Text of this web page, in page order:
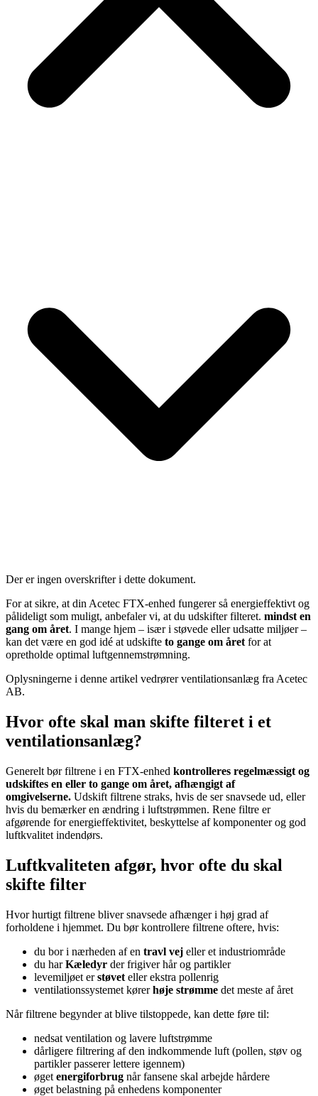
Der er ingen overskrifter i dette dokument.
For at sikre, at din Acetec FTX-enhed fungerer så energieffektivt og
pålideligt som muligt, anbefaler vi, at du udskifter filteret. mindst en
gang om året. I mange hjem – især i støvede eller udsatte miljøer –
kan det være en god idé at udskifte to gange om året for at
opretholde optimal luftgennemstrømning.
Oplysningerne i denne artikel vedrører ventilationsanlæg fra Acetec
AB.
Hvor ofte skal man skifte filteret i et
ventilationsanlæg?
Generelt bør filtrene i en FTX-enhed kontrolleres regelmæssigt og
udskiftes en eller to gange om året, afhængigt af
omgivelserne. Udskift filtrene straks, hvis de ser snavsede ud, eller
hvis du bemærker en ændring i luftstrømmen. Rene filtre er
afgørende for energieffektivitet, beskyttelse af komponenter og god
luftkvalitet indendørs.
Luftkvaliteten afgør, hvor ofte du skal
skifte filter
Hvor hurtigt filtrene bliver snavsede afhænger i høj grad af
forholdene i hjemmet. Du bør kontrollere filtrene oftere, hvis:
du bor i nærheden af en travl vej eller et industriområde
du harKæledyr der frigiver hår og partikler
levemiljøet erstøvet eller ekstra pollenrig
ventilationssystemet kørerhøje strømme det meste af året
Når filtrene begynder at blive tilstoppede, kan dette føre til:
nedsat ventilation og lavere luftstrømme
dårligere filtrering af den indkommende luft (pollen, støv og
partikler passerer lettere igennem)
øget energiforbrug når fansene skal arbejde hårdere
øget belastning på enhedens komponenter